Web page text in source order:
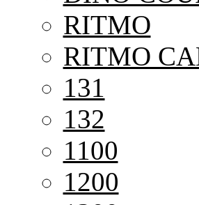
RITMO
RITMO
131
132
1100
1200